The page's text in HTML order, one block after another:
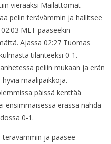
vieraaksi Mailattomat
pelin terävämmin ja hallitsee
MLT pääseekin
Ajassa 02:27 Tuomas
tilanteeksi 0-1.
peliin mukaan ja erän
maalipaikkoja.
päissä kenttää
ensimmäisessä erässä nähdä
0-1.
ja pääsee